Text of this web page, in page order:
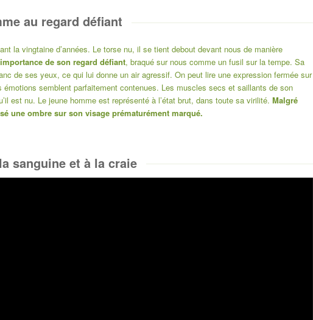
au regard défiant
la vingtaine d’années. Le torse nu, il se tient debout devant nous de manière
de son regard défiant, braqué sur nous comme un fusil sur la tempe. Sa
de ses yeux, ce qui lui donne un air agressif. On peut lire une expression fermée sur
semblent parfaitement contenues. Les muscles secs et saillants de son
est nu. Le jeune homme est représenté à l’état brut, dans toute sa virilité. Malgré
une ombre sur son visage prématurément marqué.
sanguine et à la craie